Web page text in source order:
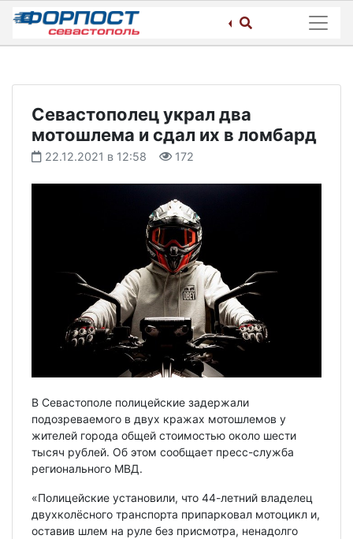
Skip
content
Севастополец украл два
мотошлема и сдал их в ломбард
22.12.2021 в 12:58 172
В Севастополе полицейские задержали
подозреваемого в двух кражах мотошлемов у
жителей города общей стоимостью около шести
тысяч рублей. Об этом сообщает пресс-служба
регионального МВД.
«Полицейские установили, что 44-летний владелец
двухколёсного транспорта припарковал мотоцикл и,
оставив шлем на руле без присмотра, ненадолго